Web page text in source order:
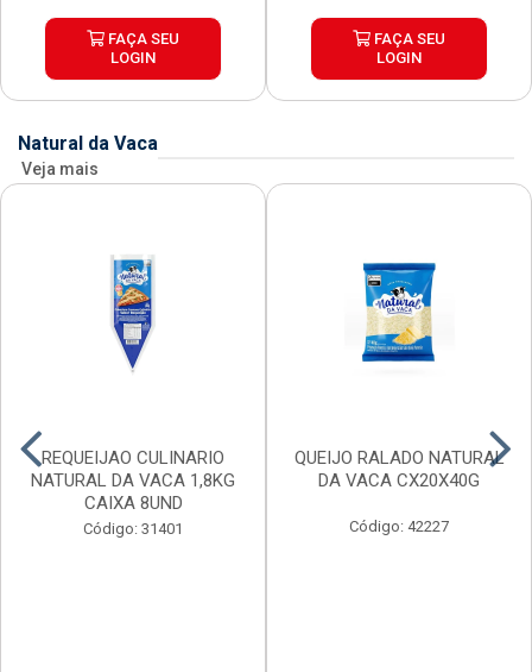
FAÇA SEU
LOGIN
FAÇA SEU
LOGIN
Natural da Vaca
Veja mais
REQUEIJAO CULINARIO
NATURAL DA VACA 1,8KG
CAIXA 8UND
Código: 31401
QUEIJO RALADO NATURAL
DA VACA CX20X40G
Código: 42227